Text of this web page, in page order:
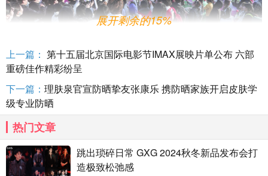
草珊瑚活动负责人强调：“从2023南昌伶伦音乐节的初试啼声，
到2024扶摇直上音乐节，再到
草珊瑚含片始终在探索传统药企与青年文化的对话方式——健康守护
不只是严肃的说教，而应成为潮流生活的自然组成部分。”
展开剩余的15%
上一篇： 第十五届北京国际电影节IMAX展映片单公布 六部
重磅佳作精彩纷呈
下一篇： 理肤泉官宣防晒挚友张康乐 携防晒家族开启皮肤学
级专业防晒
热门文章
跳出琐碎日常 GXG 2024秋冬新品发布会打
造极致松弛感